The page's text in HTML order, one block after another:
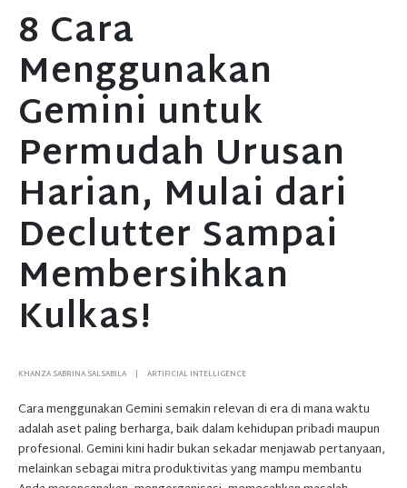
8 Cara
Menggunakan
Gemini untuk
Permudah Urusan
Harian, Mulai dari
Declutter Sampai
Membersihkan
Kulkas!
KHANZA SABRINA SALSABILA ARTIFICIAL INTELLIGENCE
Cara menggunakan Gemini semakin relevan di era di mana waktu
adalah aset paling berharga, baik dalam kehidupan pribadi maupun
profesional. Gemini kini hadir bukan sekadar menjawab pertanyaan,
melainkan sebagai mitra produktivitas yang mampu membantu